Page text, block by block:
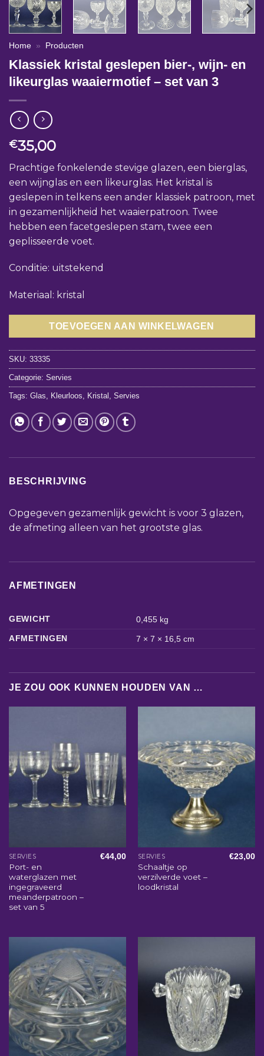
Home » Producten
Klassiek kristal geslepen bier-, wijn- en
likeurglas waaiermotief – set van 3
€35,00
Prachtige fonkelende stevige glazen, een bierglas,
een wijnglas en een likeurglas. Het kristal is
geslepen in telkens een ander klassiek patroon, met
in gezamenlijkheid het waaierpatroon. Twee
hebben een facetgeslepen stam, twee een
geplisseerde voet.
Conditie: uitstekend
Materiaal: kristal
TOEVOEGEN AAN WINKELWAGEN
SKU: 33335
Categorie: Servies
Tags: Glas Kleurloos Kristal Servies
BESCHRIJVING
Opgegeven gezamenlijk gewicht is voor 3 glazen,
de afmeting alleen van het grootste glas.
AFMETINGEN
GEWICHT
0,455 kg
AFMETINGEN
7 × 7 × 16,5 cm
JE ZOU OOK KUNNEN HOUDEN VAN …
SERVIES
Port- en
waterglazen met
ingegraveerd
meanderpatroon –
set van 5
€44,00 SERVIES
Schaaltje op
verzilverde voet –
loodkristal
€23,00